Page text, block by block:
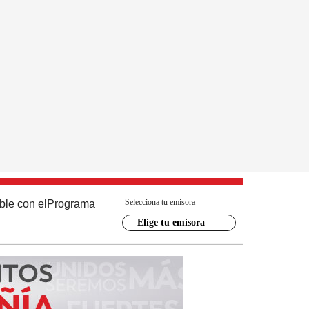
con el Programa Selecciona tu emisora
Elige tu emisora